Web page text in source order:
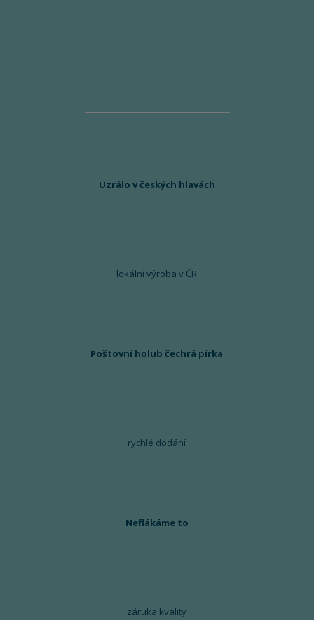
Uzrálo v českých hlavách
lokální výroba v ČR
Poštovní holub čechrá pírka
rychlé dodání
Neflákáme to
záruka kvality